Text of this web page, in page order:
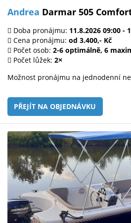
Andrea Darmar 505
Doba pronájmu: 11.8.2026 09:00 -
Cena pronájmu: od 3.400,- Kč
Počet osob: 2-6 optimálně, 6
Počet lůžek: 2×
Možnost pronájmu na jednodenní
PŘEJÍT NA OBJEDNÁVKU